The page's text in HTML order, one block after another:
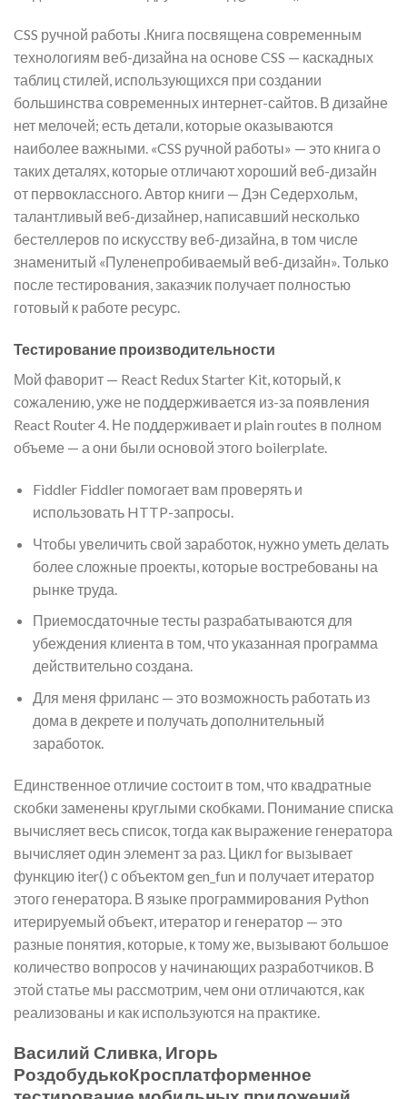
CSS ручной работы .Книга посвящена современным
технологиям веб-дизайна на основе CSS — каскадных
таблиц стилей, использующихся при создании
большинства современных интернет-сайтов. В дизайне
нет мелочей; есть детали, которые оказываются
наиболее важными. «CSS ручной работы» — это книга о
таких деталях, которые отличают хороший веб-дизайн
от первоклассного. Автор книги — Дэн Седерхольм,
талантливый веб-дизайнер, написавший несколько
бестеллеров по искусству веб-дизайна, в том числе
знаменитый «Пуленепробиваемый веб-дизайн». Только
после тестирования, заказчик получает полностью
готовый к работе ресурс.
Тестирование производительности
Мой фаворит — React Redux Starter Kit, который, к
сожалению, уже не поддерживается из-за появления
React Router 4. Не поддерживает и plain routes в полном
объеме — а они были основой этого boilerplate.
Fiddler Fiddler помогает вам проверять и
использовать HTTP-запросы.
Чтобы увеличить свой заработок, нужно уметь делать
более сложные проекты, которые востребованы на
рынке труда.
Приемосдаточные тесты разрабатываются для
убеждения клиента в том, что указанная программа
действительно создана.
Для меня фриланс — это возможность работать из
дома в декрете и получать дополнительный
заработок.
Единственное отличие состоит в том, что квадратные
скобки заменены круглыми скобками. Понимание списка
вычисляет весь список, тогда как выражение генератора
вычисляет один элемент за раз. Цикл for вызывает
функцию iter() с объектом gen_fun и получает итератор
этого генератора. В языке программирования Python
итерируемый объект, итератор и генератор — это
разные понятия, которые, к тому же, вызывают большое
количество вопросов у начинающих разработчиков. В
этой статье мы рассмотрим, чем они отличаются, как
реализованы и как используются на практике.
Василий Сливка, Игорь
РоздобудькоКросплатформенное